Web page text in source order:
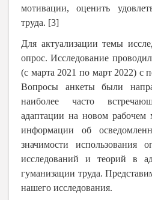
мотивации, оценить
труда. [3]
Для актуализации темы
опрос. Исследование
(с марта 2021 по март 2022) с
Вопросы анкеты были
наиболее часто
адаптации на новом рабочем
информации об
значимости использования
исследований и теорий в
гуманизации труда.
нашего исследования.